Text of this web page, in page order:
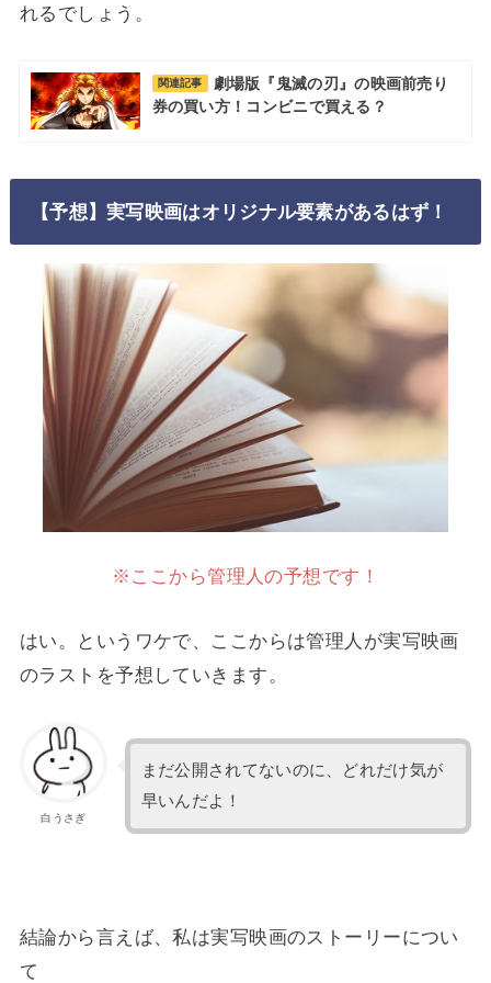
れるでしょう。
関連記事
劇場版『鬼滅の刃』の映画前売り
券の買い方！コンビニで買える？
【予想】実写映画はオリジナル要素があるはず！
※ここから管理人の予想です！
はい。というワケで、ここからは管理人が実写映画
のラストを予想していきます。
白うさぎ
まだ公開されてないのに、どれだけ気が
早いんだよ！
結論から言えば、私は実写映画のストーリーについ
て